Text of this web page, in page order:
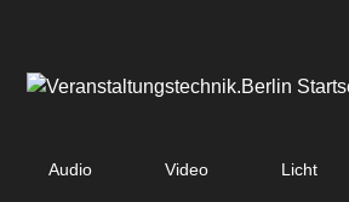
Audio Video Licht